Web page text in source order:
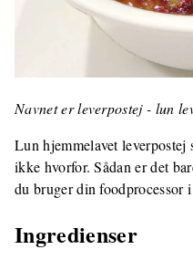
Navnet er leverpostej - lun
Lun hjemmelavet leverpostej
ikke hvorfor. Sådan er det
du bruger din foodprocessor
Ingredienser